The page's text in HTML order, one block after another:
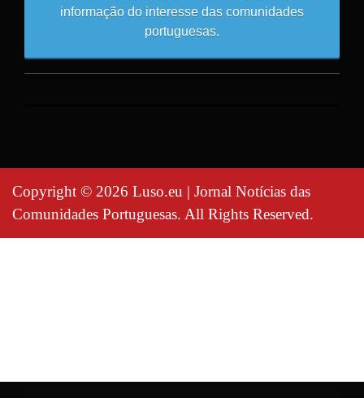
informação do interesse das comunidades
portuguesas.
Copyright © 2026 Luso.eu | Jornal Notícias das
Comunidades Portuguesas. All Rights Reserved.